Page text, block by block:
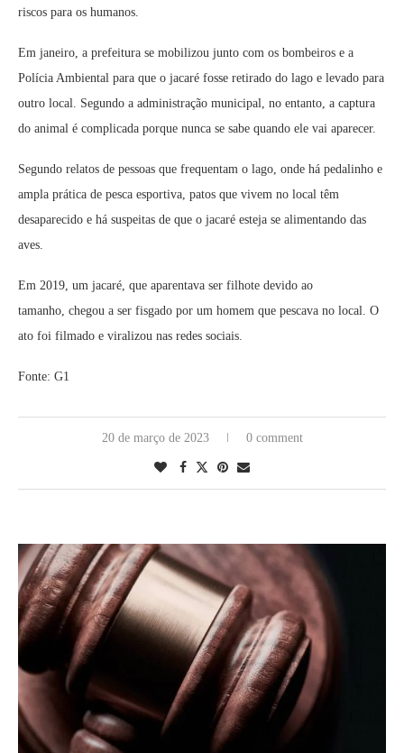
riscos para os humanos.
Em janeiro, a prefeitura se mobilizou junto com os bombeiros e a
Polícia Ambiental para que o jacaré fosse retirado do lago e levado para
outro local. Segundo a administração municipal, no entanto, a captura
do animal é complicada porque nunca se sabe quando ele vai aparecer.
Segundo relatos de pessoas que frequentam o lago, onde há pedalinho e
ampla prática de pesca esportiva, patos que vivem no local têm
desaparecido e há suspeitas de que o jacaré esteja se alimentando das
aves.
Em 2019, um jacaré, que aparentava ser filhote devido ao
tamanho, chegou a ser fisgado por um homem que pescava no local. O
ato foi filmado e viralizou nas redes sociais.
Fonte: G1
20 de março de 2023 0 comment